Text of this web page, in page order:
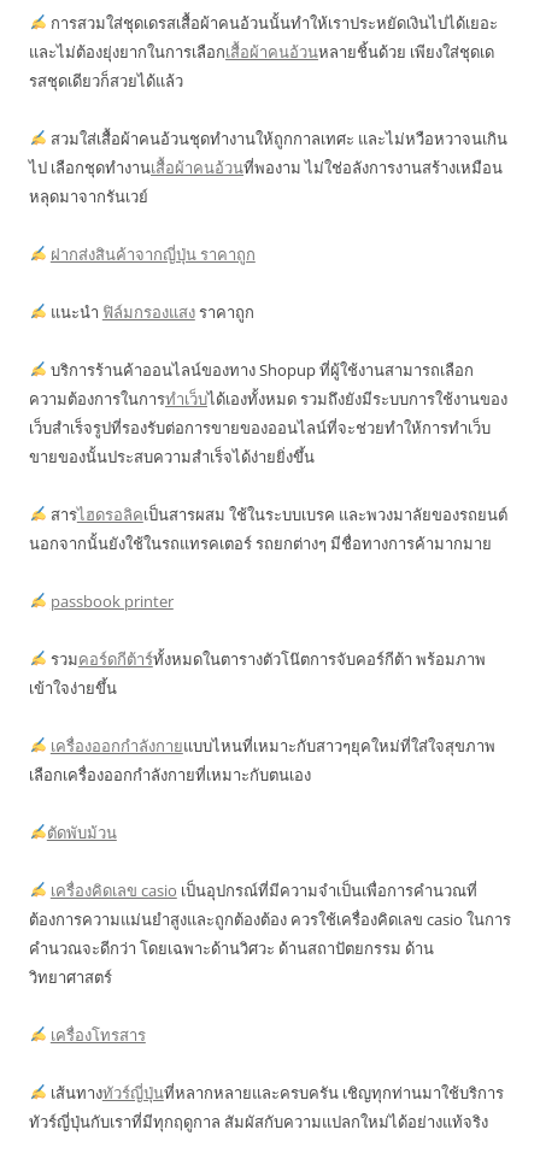
การสวมใส่ชุดเดรสเสื้อผ้าคนอ้วนนั้นทำให้เราประหยัดเงินไปได้เยอะ
และไม่ต้องยุ่งยากในการเลือกเสื้อผ้าคนอ้วนหลายชิ้นด้วย เพียงใส่ชุดเด
รสชุดเดียวก็สวยได้แล้ว
สวมใส่เสื้อผ้าคนอ้วนชุดทำงานให้ถูกกาลเทศะ และไม่หวือหวาจนเกิน
ไป เลือกชุดทำงานเสื้อผ้าคนอ้วนที่พองาม ไม่ใช่อลังการงานสร้างเหมือน
หลุดมาจากรันเวย์
ฝากส่งสินค้าจากญี่ปุ่น ราคาถูก
แนะนำ ฟิล์มกรองแสงราคาถูก
บริการร้านค้าออนไลน์ของทาง Shopup ที่ผู้ใช้งานสามารถเลือก
ความต้องการในการทำเว็บได้เองทั้งหมด รวมถึงยังมีระบบการใช้งานของ
เว็บสำเร็จรูปที่รองรับต่อการขายของออนไลน์ที่จะช่วยทำให้การทำเว็บ
ขายของนั้นประสบความสำเร็จได้ง่ายยิ่งขึ้น
สารไฮดรอลิคเป็นสารผสม ใช้ในระบบเบรค และพวงมาลัยของรถยนต์
นอกจากนั้นยังใช้ในรถแทรคเตอร์ รถยกต่างๆ มีชื่อทางการค้ามากมาย
passbook printer
รวมคอร์ดกีต้าร์ทั้งหมดในตารางตัวโน๊ตการจับคอร์กีต้า พร้อมภาพ
เข้าใจง่ายขึ้น
เครื่องออกกำลังกายแบบไหนที่เหมาะกับสาวๆยุคใหม่ที่ใส่ใจสุขภาพ
เลือกเครื่องออกกำลังกายที่เหมาะกับตนเอง
ตัดพับม้วน
เครื่องคิดเลข casio เป็นอุปกรณ์ที่มีความจำเป็นเพื่อการคำนวณที่
ต้องการความแม่นยำสูงและถูกต้องต้อง ควรใช้เครื่องคิดเลข casio ในการ
คำนวณจะดีกว่า โดยเฉพาะด้านวิศวะ ด้านสถาปัตยกรรม ด้าน
วิทยาศาสตร์
เครื่องโทรสาร
เส้นทางทัวร์ญี่ปุ่นที่หลากหลายและครบครัน เชิญทุกท่านมาใช้บริการ
ทัวร์ญี่ปุ่นกับเราที่มีทุกฤดูกาล สัมผัสกับความแปลกใหม่ได้อย่างแท้จริง